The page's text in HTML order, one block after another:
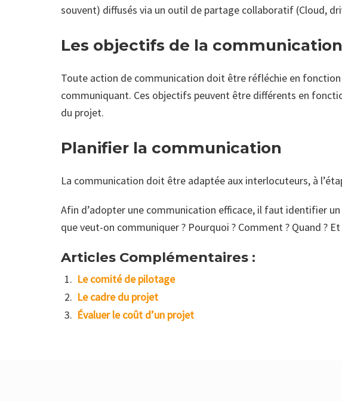
souvent) diffusés via un outil de partage collaboratif (Cloud,
Les objectifs de la communication
Toute action de communication doit être réfléchie en
communiquant. Ces objectifs peuvent être différents en
du projet.
Planifier la communication
La communication doit être adaptée aux interlocuteurs, à
Afin d’adopter une communication efficace, il faut identifier
que veut-on communiquer ? Pourquoi ? Comment ? Quand ? Et
Articles Complémentaires :
Le comité de pilotage
Le cadre du projet
Évaluer le coût d’un projet